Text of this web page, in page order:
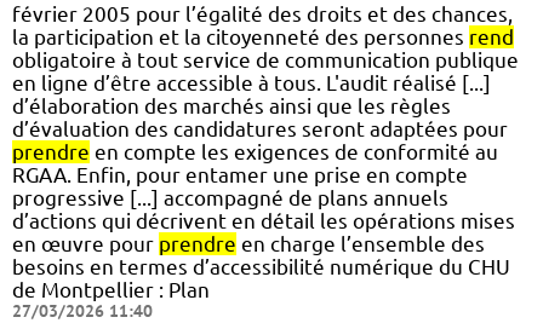
février 2005 pour l’égalité des droits et des chances,
la participation et la citoyenneté des personnes rend
obligatoire à tout service de communication publique
en ligne d’être accessible à tous. L'audit réalisé [...]
d’élaboration des marchés ainsi que les règles
d’évaluation des candidatures seront adaptées pour
prendre en compte les exigences de conformité au
RGAA. Enfin, pour entamer une prise en compte
progressive [...] accompagné de plans annuels
d’actions qui décrivent en détail les opérations mises
en œuvre pour prendre en charge l’ensemble des
besoins en termes d’accessibilité numérique du CHU
de Montpellier : Plan
27/03/2026 11:40